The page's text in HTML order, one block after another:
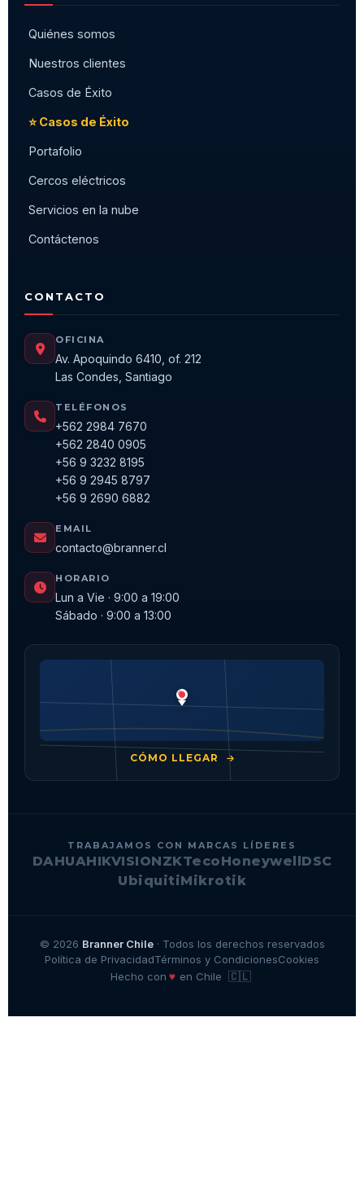
Quiénes somos
Nuestros clientes
Casos de Éxito
⭐ Casos de Éxito
Portafolio
Cercos eléctricos
Servicios en la nube
Contáctenos
CONTACTO
OFICINA
Av. Apoquindo 6410, of. 212
Las Condes, Santiago
TELÉFONOS
+562 2984 7670
+562 2840 0905
+56 9 3232 8195
+56 9 2945 8797
+56 9 2690 6882
EMAIL
contacto@branner.cl
HORARIO
Lun a Vie · 9:00 a 19:00
Sábado · 9:00 a 13:00
CÓMO LLEGAR
TRABAJAMOS CON MARCAS LÍDERES
DAHUAHIKVISIONZKTecoHoneywellDSC
UbiquitiMikrotik
© 2026 Branner Chile· Todos los derechos reservados
Política de PrivacidadTérminos y CondicionesCookies
Hecho con♥ en Chile 🇨🇱